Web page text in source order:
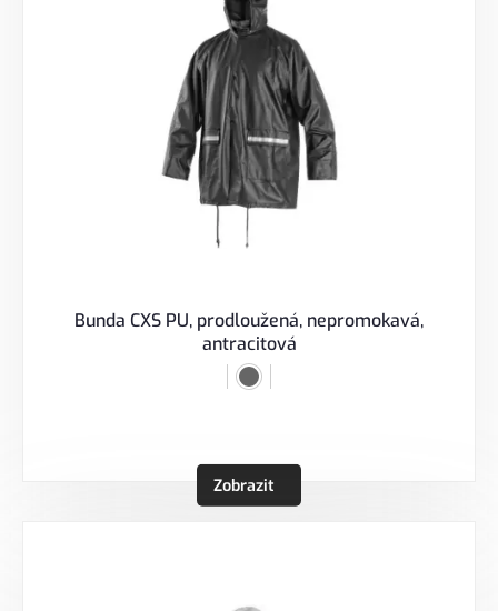
Bunda CXS PU, prodloužená, nepromokavá,
antracitová
Zobrazit